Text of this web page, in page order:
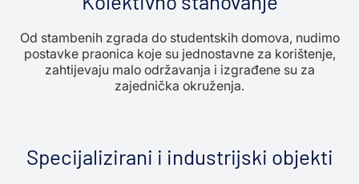
Od stambenih zgrada do studentskih domova, nudimo
postavke praonica koje su jednostavne za korištenje,
zahtijevaju malo održavanja i izgrađene su za
zajednička okruženja.
Specijalizirani i industrijski objekti